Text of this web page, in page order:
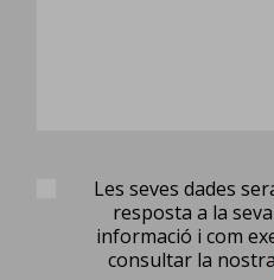
Les seves dades
resposta a la
informació i com
consultar la nostra